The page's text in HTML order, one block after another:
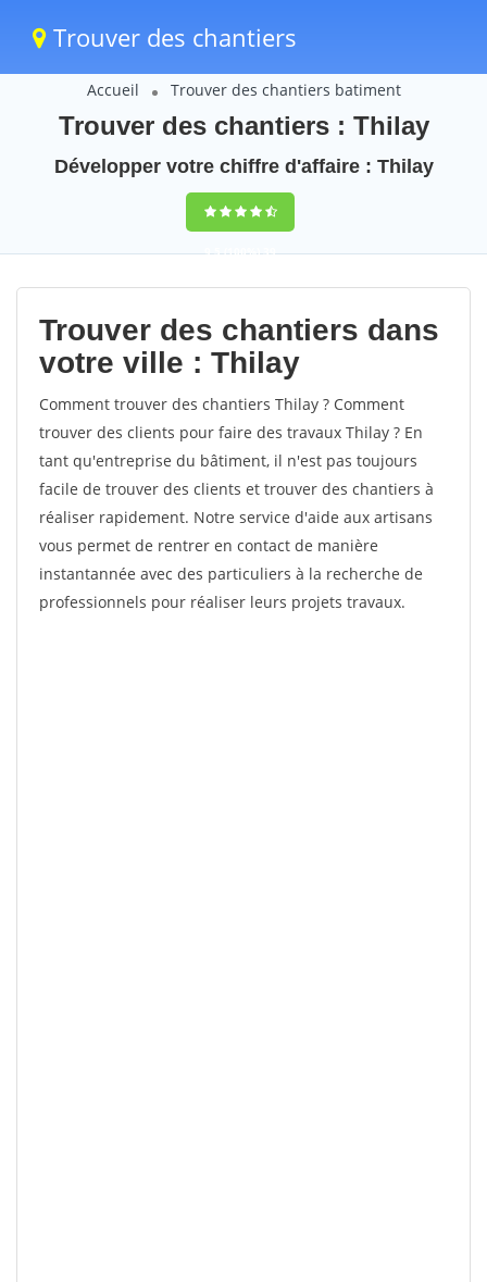
Trouver des chantiers
Accueil Trouver des chantiers batiment
Trouver des chantiers : Thilay
Développer votre chiffre d'affaire : Thilay
9,5(100%)39
votes
Trouver des chantiers dans
votre ville : Thilay
Comment trouver des chantiers Thilay ? Comment
trouver des clients pour faire des travaux Thilay ? En
tant qu'entreprise du bâtiment, il n'est pas toujours
facile de trouver des clients et trouver des chantiers à
réaliser rapidement. Notre service d'aide aux artisans
vous permet de rentrer en contact de manière
instantannée avec des particuliers à la recherche de
professionnels pour réaliser leurs projets travaux.